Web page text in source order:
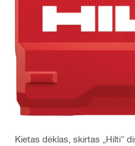
Kietas dėklas, skirtas „Hilti“